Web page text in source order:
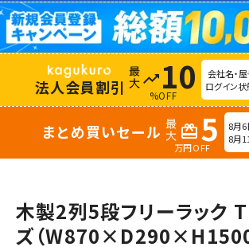
法人会員割引 trending_up 10
%OFF
会社名・
ログイン状
まとめ買いセール redeem 5
万円OFF
8月6
8月
木製2列5段フリーラック
ズ（W870×D290×H1500